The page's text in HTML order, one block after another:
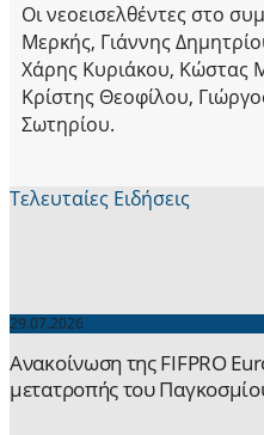
Οι νεοεισελθέντες στο
Μερκής, Γιάννης
Χάρης Κυριάκου, Κώστας
Κρίστης Θεοφίλου,
Σωτηρίου.
Τελευταίες Ειδήσεις
29.07.2026
Ανακοίνωση της FIFPRO
μετατροπής του